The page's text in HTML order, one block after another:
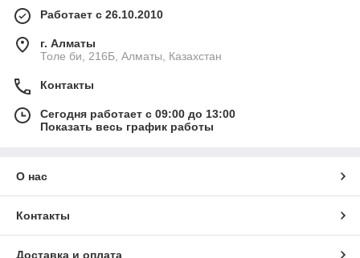
Работает с 26.10.2010
г. Алматы
Толе би, 216Б, Алматы, Казахстан
Контакты
Сегодня работает с 09:00 до 13:00
Показать весь график работы
О нас
Контакты
Доставка и оплата